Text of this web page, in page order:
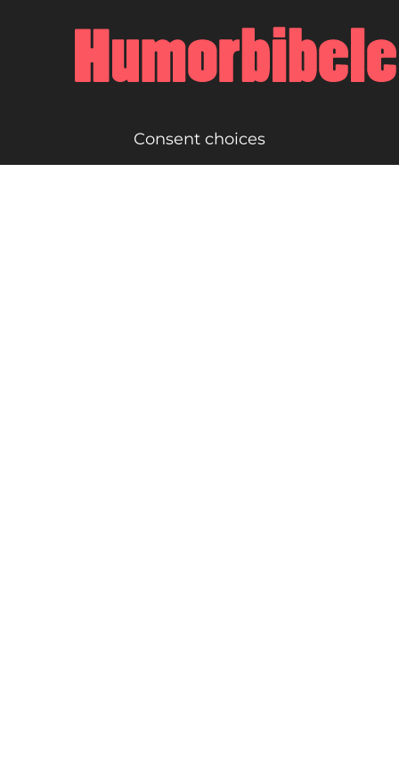
Consent choices